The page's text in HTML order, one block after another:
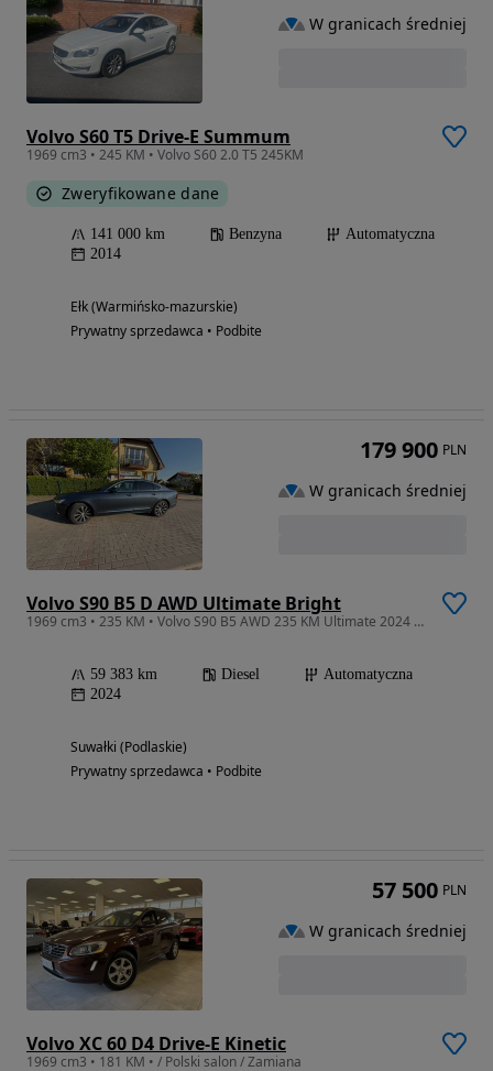
Volvo S60 T5 Drive-E Summum
1969 cm3 • 245 KM • Volvo S60 2.0 T5 245KM
Zweryfikowane dane
141 000 km Benzyna
Automatyczna
2014
Ełk (Warmińsko-mazurskie)
Prywatny sprzedawca • Podbite
W granicach średniej
Volvo S90 B5 D AWD Ultimate Bright
1969 cm3 • 235 KM • Volvo S90 B5 AWD 235 KM Ultimate 2024 | Pneumatyka | Polestar | Nappa
59 383 km Diesel
Automatyczna
2024
Suwałki (Podlaskie)
Prywatny sprzedawca • Podbite
179 900 PLN
W granicach średniej
Volvo XC 60 D4 Drive-E Kinetic
1969 cm3 • 181 KM • / Polski salon / Zamiana
57 500 PLN
W granicach średniej